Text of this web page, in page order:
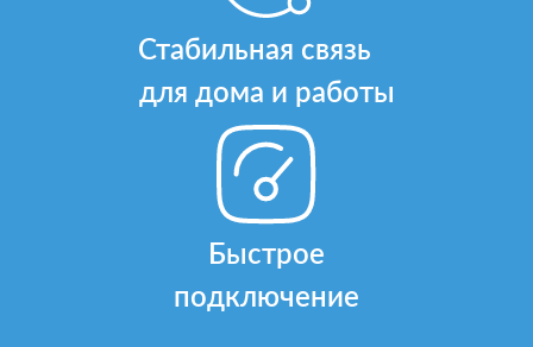
Стабильная связь
для дома и работы
Быстрое
подключение